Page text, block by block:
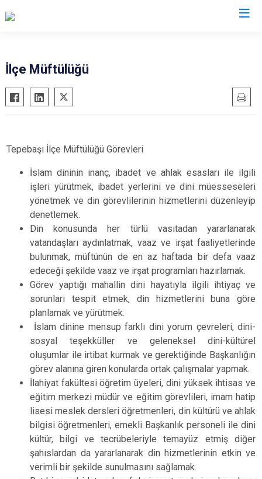
Alpu
Beylikova
Günyüzü
Mahmudiye
Seyitgazi
Odunpazarı
Tepebaşı
İlçe Müftülüğü
Tepebaşı İlçe Müftülüğü Görevleri
İslam dininin inanç, ibadet ve ahlak esasları ile ilgili
işleri yürütmek, ibadet yerlerini ve dini müesseseleri
yönetmek ve din görevlilerinin hizmetlerini düzenleyip
denetlemek.
Din konusunda her türlü vasıtadan yararlanarak
vatandaşları aydınlatmak, vaaz ve irşat faaliyetlerinde
bulunmak, müftünün de en az haftada bir defa vaaz
edeceği şekilde vaaz ve irşat programları hazırlamak.
Görev yaptığı mahallin dini hayatıyla ilgili ihtiyaç ve
sorunları tespit etmek, din hizmetlerini buna göre
planlamak ve yürütmek.
İslam dinine mensup farklı dini yorum çevreleri, dini-
sosyal teşekküller ve geleneksel dini-kültürel
oluşumlar ile irtibat kurmak ve gerektiğinde Başkanlığın
görev alanına giren konularda ortak çalışmalar yapmak.
İlahiyat fakültesi öğretim üyeleri, dini yüksek ihtisas ve
eğitim merkezi müdür ve eğitim görevlileri, imam hatip
lisesi meslek dersleri öğretmenleri, din kültürü ve ahlak
bilgisi öğretmenleri, emekli Başkanlık personeli ile dini
kültür, bilgi ve tecrübeleriyle temayüz etmiş diğer
şahıslardan da yararlanarak din hizmetlerinin etkin ve
verimli bir şekilde sunulmasını sağlamak.